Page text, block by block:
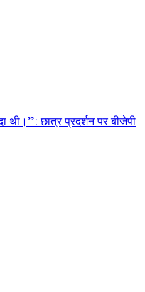
थी।”: छात्र प्रदर्शन पर बीजेपी